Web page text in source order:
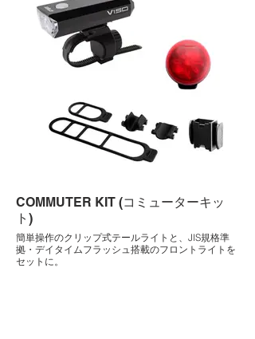
COMMUTER KIT (コミューターキッ
ト)
簡単操作のクリップ式テールライトと、JIS規格準
拠・デイタイムフラッシュ搭載のフロントライトを
セットに。